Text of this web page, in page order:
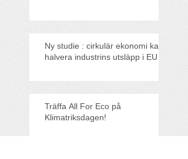
Ny studie : cirkulär ekonomi kan
halvera industrins utsläpp i EU
Träffa All For Eco på
Klimatriksdagen!